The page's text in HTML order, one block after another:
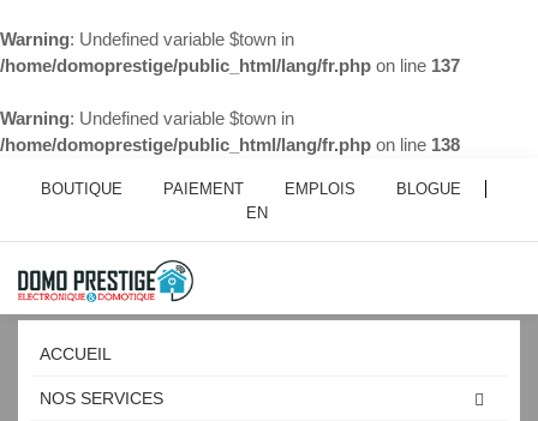
Warning: Undefined variable $town in
/home/domoprestige/public_html/lang/fr.php on line 137
Warning: Undefined variable $town in
/home/domoprestige/public_html/lang/fr.php on line 138
BOUTIQUE PAIEMENT EMPLOIS
BLOGUE
EN
ACCUEIL
NOS SERVICES